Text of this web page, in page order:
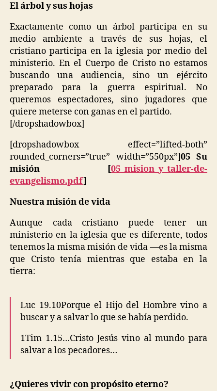
El árbol y sus hojas
Exactamente como un árbol participa en su
medio ambiente a través de sus hojas, el
cristiano participa en la iglesia por medio del
ministerio. En el Cuerpo de Cristo no estamos
buscando una audiencia, sino un ejército
preparado para la guerra espiritual. No
queremos espectadores, sino jugadores que
quiere meterse con ganas en el partido.
[/dropshadowbox]
[dropshadowbox effect=”lifted-both”
rounded_corners=”true” width=”550px”]05 Su
misión [05_mision_y_taller-de-
evangelismo.pdf]
Nuestra misión de vida
Aunque cada cristiano puede tener un
ministerio en la iglesia que es diferente, todos
tenemos la misma misión de vida —es la misma
que Cristo tenía mientras que estaba en la
tierra:
Luc 19.10Porque el Hijo del Hombre vino a
buscar y a salvar lo que se había perdido.
1Tim 1.15…Cristo Jesús vino al mundo para
salvar a los pecadores…
¿Quieres vivir con propósito eterno?